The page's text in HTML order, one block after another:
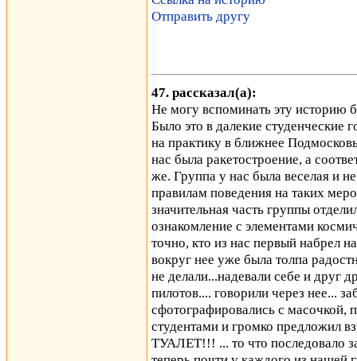
Отправить другу
47. рассказал(а):
Не могу вспоминать эту историю
Было это в далекие студенческие
на практику в ближнее
нас была ракетостроение, а
же. Группа у нас была веселая и
правилам поведения на таких
значительная часть группы
ознакомление с элементами
точно, кто из нас первый набрел
вокруг нее уже была толпа
не делали...надевали себе и друг
пилотов.... говорили через нее...
сфотографировались с масочкой,
студентами и громко
ТУАЛЕТ!!! ... то что последовало